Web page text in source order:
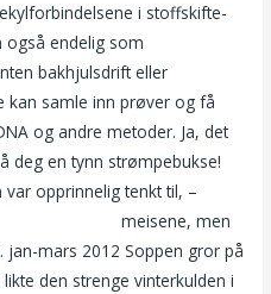
i stoffskifte-
også endelig som
bakhjulsdrift eller
kan samle inn prøver og få
og andre metoder. Ja, det
deg en tynn strømpebukse!
opprinnelig tenkt til, –
meisene, men
mars 2012 Soppen gror på
den strenge vinterkulden i